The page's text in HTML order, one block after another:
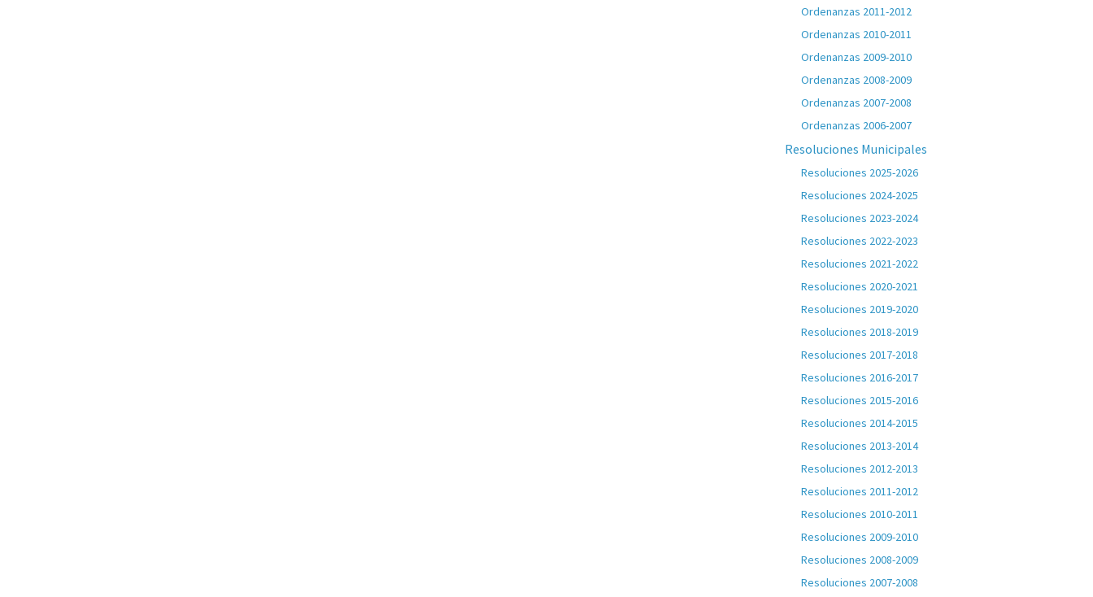
Ordenanzas 2011-2012
Ordenanzas 2010-2011
Ordenanzas 2009-2010
Ordenanzas 2008-2009
Ordenanzas 2007-2008
Ordenanzas 2006-2007
Resoluciones Municipales
Resoluciones 2025-2026
Resoluciones 2024-2025
Resoluciones 2023-2024
Resoluciones 2022-2023
Resoluciones 2021-2022
Resoluciones 2020-2021
Resoluciones 2019-2020
Resoluciones 2018-2019
Resoluciones 2017-2018
Resoluciones 2016-2017
Resoluciones 2015-2016
Resoluciones 2014-2015
Resoluciones 2013-2014
Resoluciones 2012-2013
Resoluciones 2011-2012
Resoluciones 2010-2011
Resoluciones 2009-2010
Resoluciones 2008-2009
Resoluciones 2007-2008